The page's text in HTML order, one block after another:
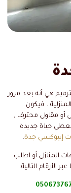
هي أنه بعد مرور
، فيكون
أو مقاول محترف ,
حياة جديدة
إيبوكسي جدة.
المنازل أو اطلب
التالية: